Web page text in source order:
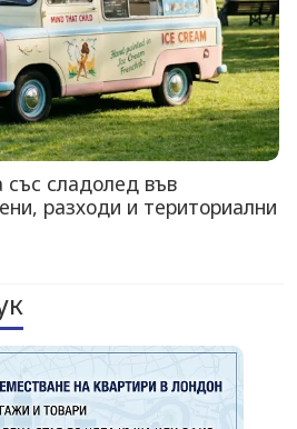
със сладолед във
разходи и териториални